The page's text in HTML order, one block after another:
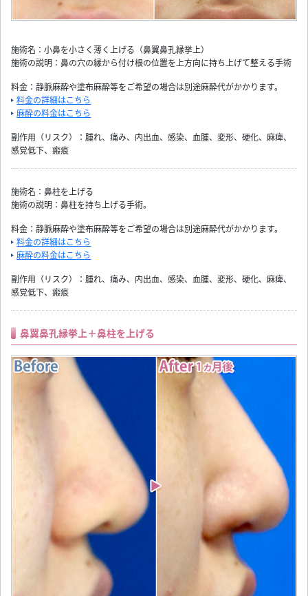
施術名：小鼻を小さく薄く上げる（鼻翼鼻孔縁挙上）
施術の説明：鼻の穴の縁から付け根の位置を上方向に持ち上げて整える手術
料金：静脈麻酔や塗布麻酔等をご希望の場合は別途麻酔代がかかります。
料金の詳細はこちら
麻酔の料金はこちら
副作用（リスク）：腫れ、痛み、内出血、感染、血腫、変形、硬化、麻痺、
感覚低下、瘢痕
施術名：鼻柱を上げる
施術の説明：鼻柱を持ち上げる手術。
料金：静脈麻酔や塗布麻酔等をご希望の場合は別途麻酔代がかかります。
料金の詳細はこちら
麻酔の料金はこちら
副作用（リスク）：腫れ、痛み、内出血、感染、血腫、変形、硬化、麻痺、
感覚低下、瘢痕
鼻翼鼻孔縁挙上＋鼻柱を上げる